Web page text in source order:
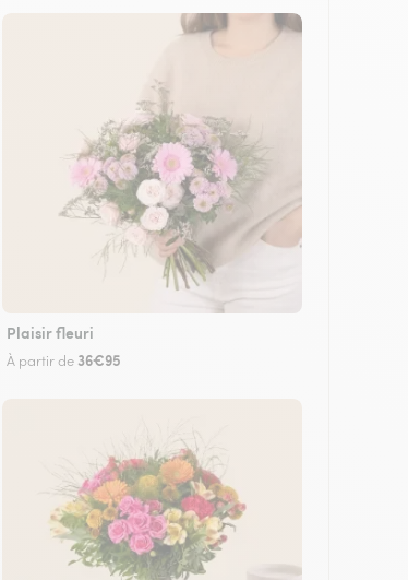
Plaisir fleuri
À partir de 36€95